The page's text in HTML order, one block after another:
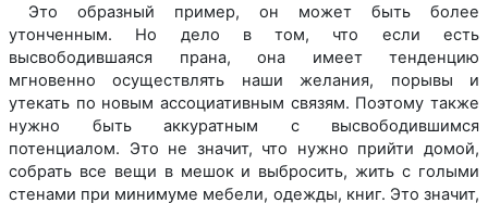
Это образный пример, он может быть более
утонченным. Но дело в том, что если есть
высвободившаяся прана, она имеет тенденцию
мгновенно осуществлять наши желания, порывы и
утекать по новым ассоциативным связям. Поэтому также
нужно быть аккуратным с высвободившимся
потенциалом. Это не значит, что нужно прийти домой,
собрать все вещи в мешок и выбросить, жить с голыми
стенами при минимуме мебели, одежды, книг. Это значит,